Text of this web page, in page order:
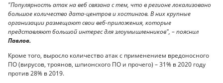
"Популярность атак на веб связана с тем, что в регионе локализовано
большое количество дата-центров и хостингов. В них крупные
организации размещают свои веб-приложения, которые
представляют большой интерес для злоумышленников", – пояснил
Павлов.
Кроме того, выросло количество атак с применением вредоносного
ПО (вирусов, троянов, шпионского ПО и прочего) – 31% в 2020 году
против 28% в 2019.